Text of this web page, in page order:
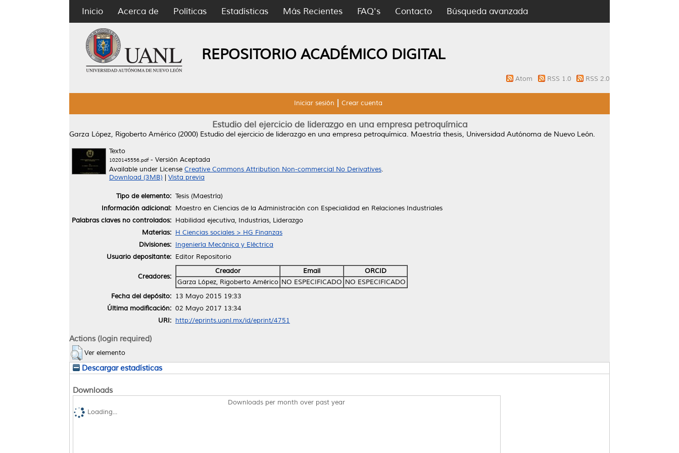
Inicio Acerca de Políticas Estadísticas Más Recientes FAQ's Contacto Búsqueda avanzada
REPOSITORIO ACADÉMICO DIGITAL
Atom RSS 1.0 RSS 2.0
Iniciar sesión Crear cuenta
Estudio del ejercicio de liderazgo en una empresa petroquímica
Garza López, Rigoberto Américo (2000) Estudio del ejercicio de liderazgo en una empresa petroquímica. Maestría thesis, Universidad Autónoma de Nuevo León.
Texto
1020145556.pdf- Versión Aceptada
Available under License Creative Commons Attribution Non-commercial No Derivatives.
Download (3MB)
Vista previa
Tipo de elemento: Tesis (Maestría)
Información adicional: Maestro en Ciencias de la Administración con Especialidad en Relaciones Industriales
Palabras claves no controlados: Habilidad ejecutiva, Industrias, Liderazgo
Materias: H Ciencias sociales > HG Finanzas
Divisiones: Ingeniería Mecánica y Eléctrica
Usuario depositante: Editor Repositorio
Creadores:
Creador Email
ORCID
Garza López, Rigoberto Américo NO ESPECIFICADO NO ESPECIFICADO
Fecha del depósito: 13 Mayo 2015 19:33
Última modificación: 02 Mayo 2017 13:34
URI: http://eprints.uanl.mx/id/eprint/4751
Actions (login required)
Ver elemento
Descargar estadísticas
Downloads
Downloads per month over past year
Loading...